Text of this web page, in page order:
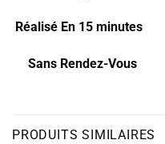
Réalisé En 15 minutes
Sans Rendez-Vous
PRODUITS SIMILAIRES